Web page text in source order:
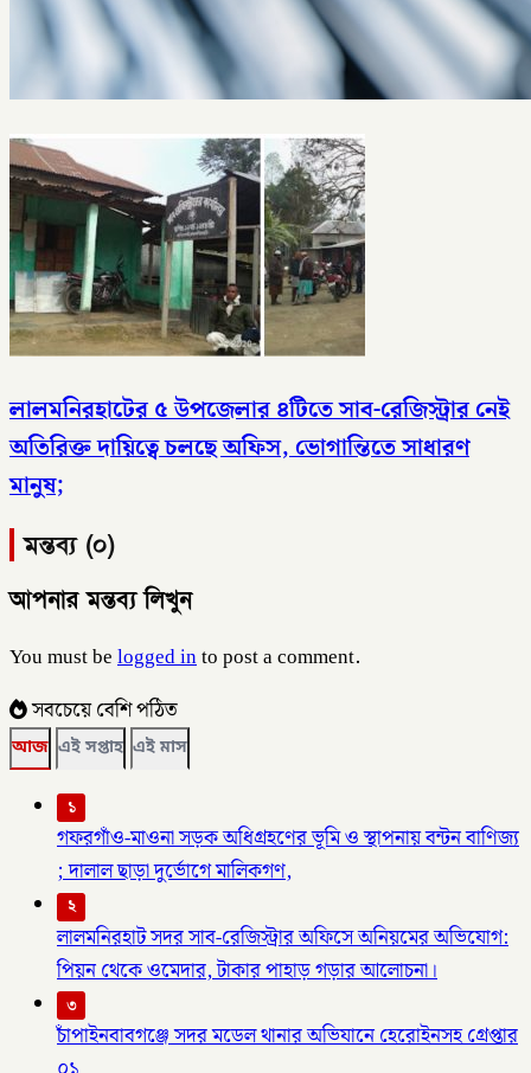
লালমনিরহাটের ৫ উপজেলার ৪টিতে সাব-রেজিস্ট্রার নেই
অতিরিক্ত দায়িত্বে চলছে অফিস, ভোগান্তিতে সাধারণ
মানুষ;
মন্তব্য (০)
আপনার মন্তব্য লিখুন
You must belogged into post a comment.
সবচেয়ে বেশি পঠিত
আজ এই সপ্তাহ এই মাস
১
গফরগাঁও-মাওনা সড়ক অধিগ্রহণের ভূমি ও স্থাপনায় বন্টন বাণিজ্য
; দালাল ছাড়া দুর্ভোগে মালিকগণ,
২
লালমনিরহাট সদর সাব-রেজিস্ট্রার অফিসে অনিয়মের অভিযোগ:
পিয়ন থেকে ওমেদার, টাকার পাহাড় গড়ার আলোচনা।
৩
চাঁপাইনবাবগঞ্জে সদর মডেল থানার অভিযানে হেরোইনসহ গ্রেপ্তার